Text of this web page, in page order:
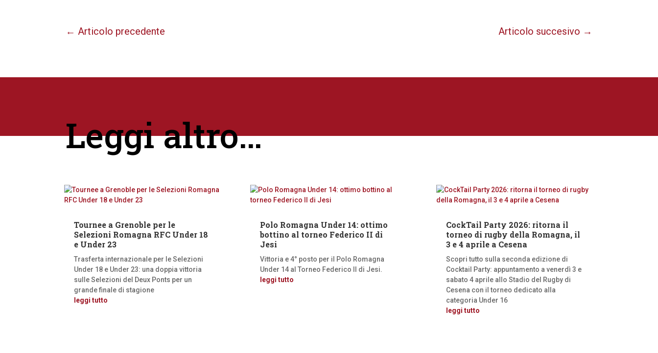
←Articolo precedente Articolo succesivo →
Leggi altro…
Tournee a Grenoble per le
Selezioni Romagna RFC Under 18
e Under 23
Trasferta internazionale per le Selezioni
Under 18 e Under 23: una doppia vittoria
sulle Selezioni del Deux Ponts per un
grande finale di stagione
leggi tutto
Polo Romagna Under 14: ottimo
bottino al torneo Federico II di
Jesi
Vittoria e 4° posto per il Polo Romagna
Under 14 al Torneo Federico II di Jesi.
leggi tutto
CockTail Party 2026: ritorna il
torneo di rugby della Romagna, il
3 e 4 aprile a Cesena
Scopri tutto sulla seconda edizione di
Cocktail Party: appuntamento a venerdì 3 e
sabato 4 aprile allo Stadio del Rugby di
Cesena con il torneo dedicato alla
categoria Under 16
leggi tutto